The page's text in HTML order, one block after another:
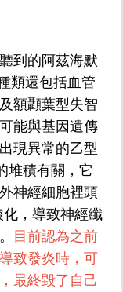
到的阿茲海默
類還包括血管
額顳葉型失智
能與基因遺傳
現異常的乙型
堆積有關，它
神經細胞裡頭
化，導致神經纖
目前認為之前
致發炎時，可
最終毀了自己